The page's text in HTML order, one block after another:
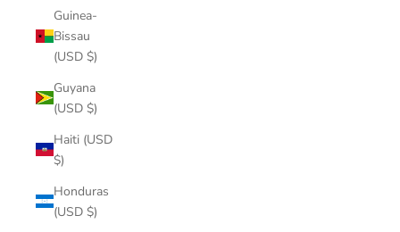
Guinea-
Bissau
(USD $)
Guyana
(USD $)
Haiti (USD
$)
Honduras
(USD $)